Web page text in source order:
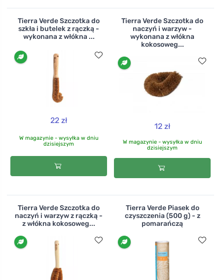
Tierra Verde Szczotka do
szkła i butelek z rączką -
wykonana z włókna ...
22 zł
W magazynie - wysyłka w dniu
dzisiejszym
Tierra Verde Szczotka do
naczyń i warzyw -
wykonana z włókna
kokosoweg...
12 zł
W magazynie - wysyłka w dniu
dzisiejszym
Tierra Verde Szczotka do
naczyń i warzyw z rączką -
z włókna kokosoweg...
Tierra Verde Piasek do
czyszczenia (500 g) - z
pomarańczą